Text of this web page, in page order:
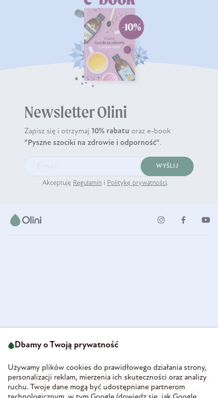
Newsletter Olini
Zapisz się i otrzymaj 10% rabatu oraz e-book
"Pyszne szociki na zdrowie i odporność".
WYŚLIJ
Akceptuję Regulamin i Politykę prywatności.
58-160 Świebodzice
REGON 890213034
INFORMACJE
Dbamy o Twoją prywatność
Używamy plików cookies do prawidłowego działania strony,
personalizacji reklam, mierzenia ich skuteczności oraz analizy
ruchu. Twoje dane mogą być udostępniane partnerom